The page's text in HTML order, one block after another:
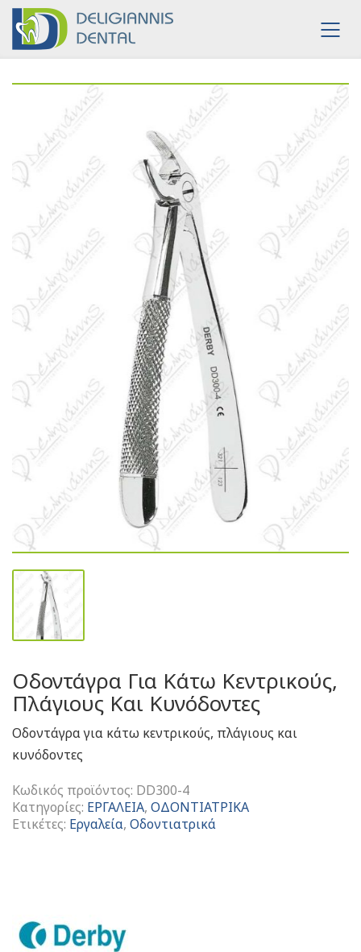
Οδοντάγρα Για Κάτω Κεντρικούς,
Πλάγιους Και Κυνόδοντες
Οδοντάγρα για κάτω κεντρικούς, πλάγιους και
κυνόδοντες
Κωδικός προϊόντος: DD300-4
Κατηγορίες: ΕΡΓΑΛΕΙΑ, ΟΔΟΝΤΙΑΤΡΙΚΑ
Ετικέτες: Εργαλεία, Οδοντιατρικά
Πλάγιους
Και